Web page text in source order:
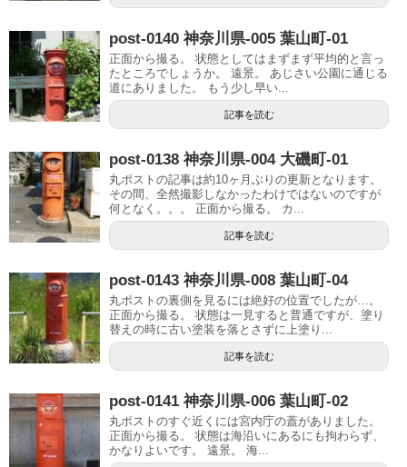
post-0140 神奈川県-005 葉山町-01
正面から撮る。 状態としてはまずまず平均的と言っ
たところでしょうか。 遠景。 あじさい公園に通じる
道にありました。 もう少し早い...
記事を読む
post-0138 神奈川県-004 大磯町-01
丸ポストの記事は約10ヶ月ぶりの更新となります。
その間、全然撮影しなかったわけではないのですが
何となく。。。 正面から撮る。 カ...
記事を読む
post-0143 神奈川県-008 葉山町-04
丸ポストの裏側を見るには絶好の位置でしたが…。
正面から撮る。 状態は一見すると普通ですが、塗り
替えの時に古い塗装を落とさずに上塗り...
記事を読む
post-0141 神奈川県-006 葉山町-02
丸ポストのすぐ近くには宮内庁の蓋がありました。
正面から撮る。 状態は海沿いにあるにも拘わらず、
かなりよいです。 遠景。 海...